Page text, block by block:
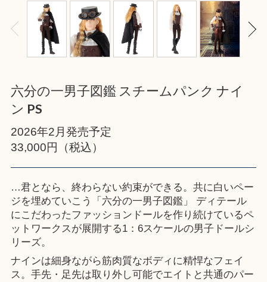
六分の一男子図鑑 スチームパンク ナイ
ン PS
2026年2月発売予定
33,000円（税込）
…君となら、終わらない約束ができる。共に白いペー
ジを埋めていこう「六分の一男子図鑑」 ディテール
にこだわったファッションドールを作り続けているペ
ットワークスが展開する1：6スケールの男子ドールシ
リーズ。
ナインは細身ながら筋肉質なボディに精悍なフェイ
ス。手先・足先は取り外し可能でエイトと共通のパー